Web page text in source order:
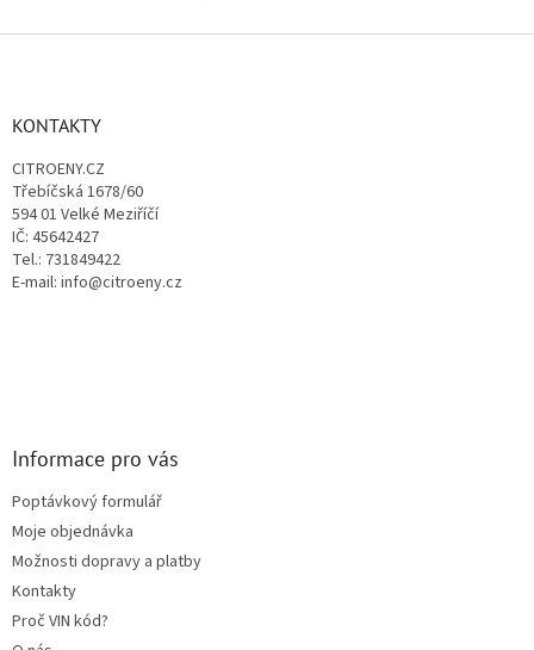
v
KONTAKTY
CITROENY.CZ
Třebíčská 1678/60
594 01 Velké Meziříčí
IČ: 45642427
Tel.: 731849422
E-mail: info@citroeny.cz
Informace pro vás
Poptávkový formulář
Moje objednávka
Možnosti dopravy a platby
Kontakty
Proč VIN kód?